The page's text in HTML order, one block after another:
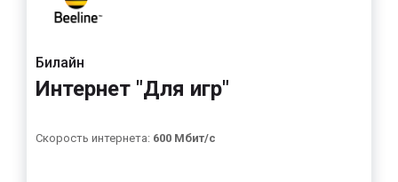
Билайн
Интернет "Для игр"
Скорость интернета: 600 Мбит/с